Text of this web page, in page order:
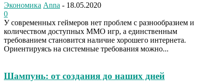
Экономика Anna - 18.05.2020
0
У современных геймеров нет проблем с разнообразием и
количеством доступных MMO игр, а единственным
требованием становится наличие хорошего интернета.
Ориентируясь на системные требования можно...
Шампунь: от создания до наших дней